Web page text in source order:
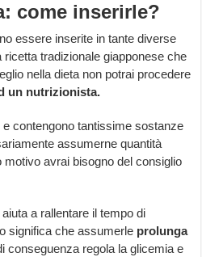
come inserirle?
essere inserite in tante diverse
ricetta tradizionale giapponese che
nella dieta non potrai procedere
un nutrizionista.
contengono tantissime sostanze
assumerne quantità
avrai bisogno del consiglio
a rallentare il tempo di
significa che assumerle prolunga
conseguenza regola la glicemia e